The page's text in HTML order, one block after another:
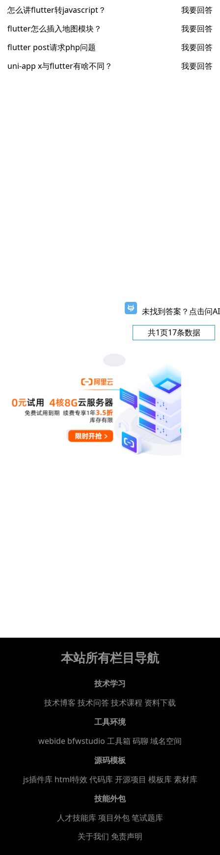
怎么讲flutter转javascript？
我要回答
flutter怎么插入地图模块？
我要回答
flutter post请求php问题
我要回答
uni-app x与flutter有啥不同？
我要回答
未找到答案？点击问AI
共1页17条数据
本站所有栏目导航
技术学习
技术博客 技术问答技术课程 资料下载
工具环境
webide bfwstudio 工具箱 码聊 域名空间
源码模板
js插件库 html特效 代码库 开源项目 模板库 素材库
技能外包
人才技能库项目外包笔试题库
关于我们 免责声明